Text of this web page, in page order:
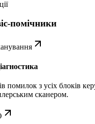
помічники
помилок з усіх блоків
сканером.